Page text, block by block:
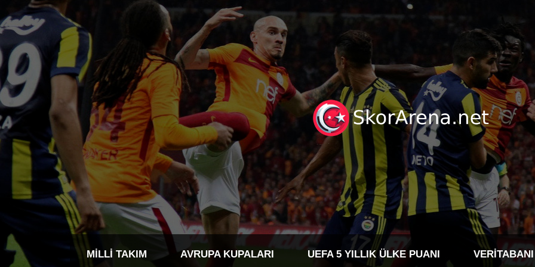
MILLI TAKIM AVRUPA KUPALARI UEFA 5 YILLIK ÜLKE PUANI VERITABANI